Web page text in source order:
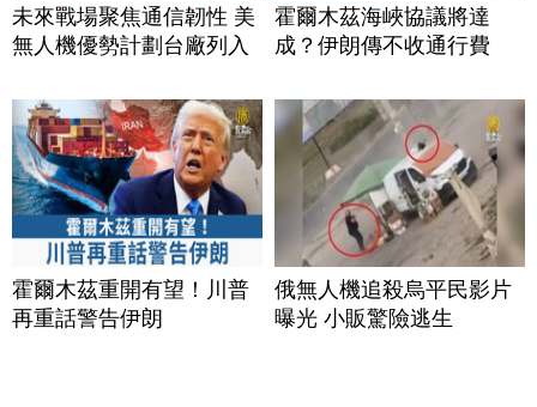
未來戰場聚焦通信韌性 美
無人機優勢計劃台廠列入
霍爾木茲海峽協議將達
成？伊朗傳不收通行費
霍爾木茲重開有望！川普
再重話警告伊朗
俄無人機追殺烏平民影片
曝光 小販驚險逃生